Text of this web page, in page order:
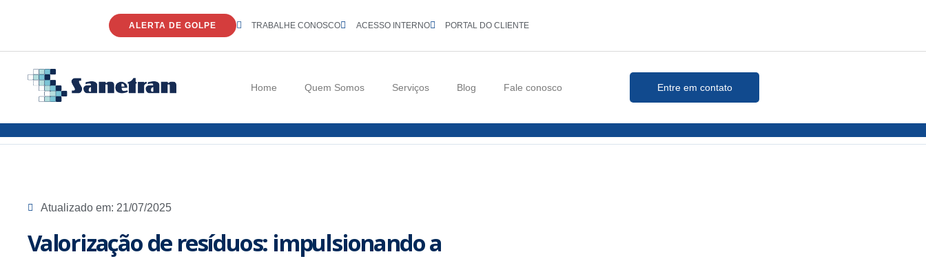
ALERTA DE GOLPE TRABALHE CONOSCO ACESSO INTERNO PORTAL DO CLIENTE
Home Quem Somos Serviços Blog Fale conosco Entre em contato
Atualizado em: 21/07/2025
Valorização de resíduos: impulsionando a